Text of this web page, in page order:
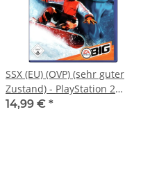
SSX (EU) (OVP) (sehr guter
Zustand) - PlayStation 2
(PS2)
14,99 € *